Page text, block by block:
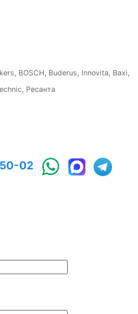
BOSCH, Buderus, Innovita, Baxi,
Ресанта
02